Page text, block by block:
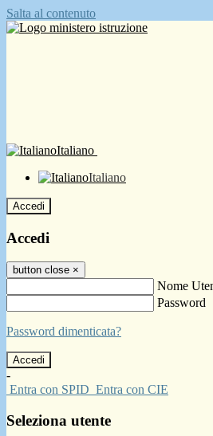
Salta al contenuto
Italiano
Italiano
Accedi
Accedi
button close ×
Nome
Password
Password dimenticata?
-
Entra con SPID Entra con CIE
Seleziona utente